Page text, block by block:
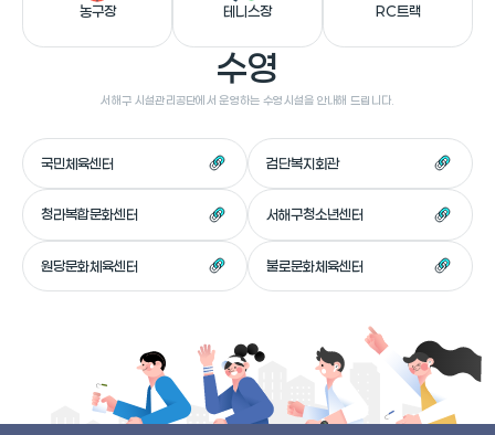
농구장 테니스장 RC트랙
수영
서해구 시설관리공단에서 운영하는 수영시설을 안내해 드립니다.
국민체육센터 검단복지회관
청라복합문화센터 서해구청소년센터
원당문화체육센터 불로문화체육센터